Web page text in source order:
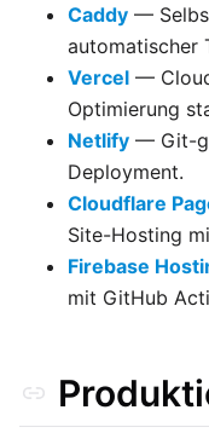
Caddy —
automatischer
Vercel —
Optimierung
Netlify — Git-
Deployment.
Cloudflare
Site-Hosting
Firebase
mit GitHub